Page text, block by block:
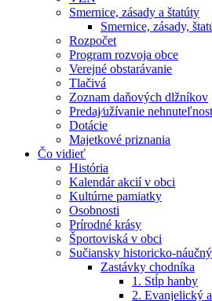
Smernice, zásady a štatúty
Smernice, zásady,
Rozpočet
Program rozvoja obce
Verejné obstarávanie
Tlačivá
Zoznam daňových dlžníkov
Predaj⁄užívanie
Dotácie
Majetkové priznania
Čo vidieť
História
Kalendár akcií v obci
Kultúrne pamiatky
Osobnosti
Prírodné krásy
Športoviská v obci
Sučiansky historicko-
Zastávky chodníka
1. Stĺp hanby
2. Evanjelický